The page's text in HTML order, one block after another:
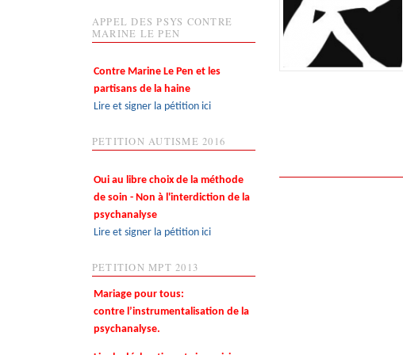
APPEL DES PSYS CONTRE
MARINE LE PEN
Contre Marine Le Pen et les
partisans de la haine
Lire et signer la pétition ici
PETITION AUTISME 2016
Oui au libre choix de la méthode
de soin - Non à l'interdiction de la
psychanalyse
Lire et signer la pétition ici
PETITION MPT 2013
Mariage pour tous:
contre l’instrumentalisation de la
psychanalyse.